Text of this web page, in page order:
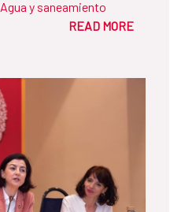
Agua y saneamiento
READ MORE